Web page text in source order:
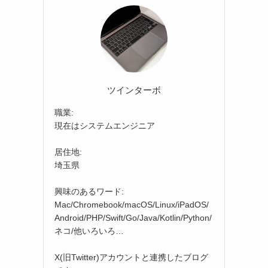
ツインターボ
職業:
現在はシステムエンジニア
居住地:
埼玉県
興味のあるワード:
Mac/Chromebook/macOS/Linux/iPadOS/
Android/PHP/Swift/Go/Java/Kotlin/Python/
ネコ/他いろいろ…
X(旧Twitter)アカウントと連携したブログ